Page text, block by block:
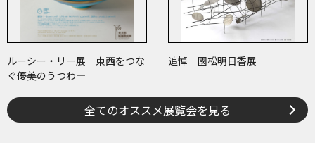
ルーシー・リー展―東西をつな
ぐ優美のうつわ―
追悼 國松明日香展
全てのオススメ展覧会を見る